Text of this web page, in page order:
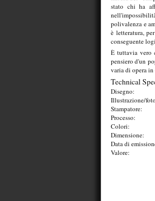
stato chi ha
polivalenza e
è letteratura,
conseguente
È tuttavia vero
pensiero d'un
varia di opera
Technical
Disegno:
Illustrazione/
Stampatore:
Processo:
Colori:
Dimensione:
Data di
Valore: